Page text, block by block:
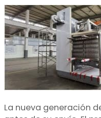
La nueva generación